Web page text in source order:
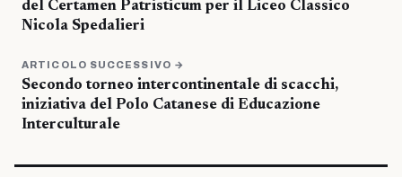
del Certamen Patristicum per il Liceo Classico
Nicola Spedalieri
ARTICOLO SUCCESSIVO →
Secondo torneo intercontinentale di scacchi,
iniziativa del Polo Catanese di Educazione
Interculturale